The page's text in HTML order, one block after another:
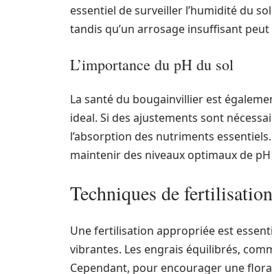
essentiel de surveiller l’humidité du
tandis qu’un arrosage insuffisant
L’importance du pH du sol
La santé du bougainvillier est
ideal. Si des ajustements sont
l’absorption des nutriments
maintenir des niveaux optimaux de
Techniques de
Une fertilisation appropriée est
vibrantes. Les engrais équilibrés,
Cependant, pour encourager une